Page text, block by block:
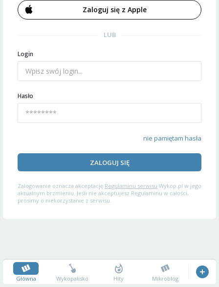
Zaloguj się z Apple
LUB
Login
Hasło
nie pamiętam hasła
ZALOGUJ SIĘ
Zalogowanie oznacza akceptację Regulaminu serwisu Wykop.pl w jego
aktualnym brzmieniu. Jeśli nie akceptujesz Regulaminu w całości,
prosimy o niekorzystanie z serwisu.
Główna Wykopalisko Hity Mikroblog